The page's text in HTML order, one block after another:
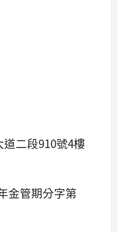
二段910號4樓
金管期分字第